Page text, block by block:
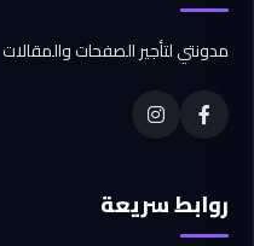
مدونتي لتأجير الصفحات والمقالات
روابط سريعة